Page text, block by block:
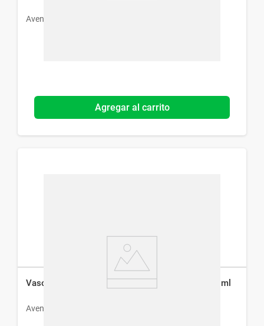
Avent
Agregar al carrito
Vaso con Bombilla Avent Straw Cup Verde x 300 ml
Avent